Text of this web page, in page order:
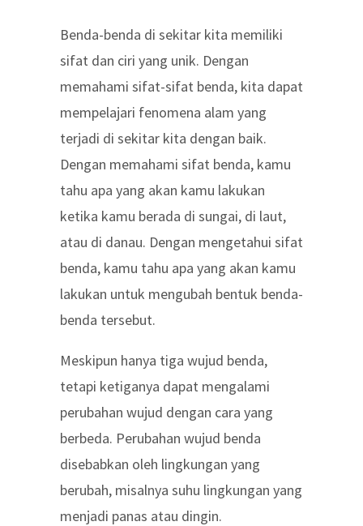
Benda-benda di sekitar kita memiliki
sifat dan ciri yang unik. Dengan
memahami sifat-sifat benda, kita dapat
mempelajari fenomena alam yang
terjadi di sekitar kita dengan baik.
Dengan memahami sifat benda, kamu
tahu apa yang akan kamu lakukan
ketika kamu berada di sungai, di laut,
atau di danau. Dengan mengetahui sifat
benda, kamu tahu apa yang akan kamu
lakukan untuk mengubah bentuk benda-
benda tersebut.
Meskipun hanya tiga wujud benda,
tetapi ketiganya dapat mengalami
perubahan wujud dengan cara yang
berbeda. Perubahan wujud benda
disebabkan oleh lingkungan yang
berubah, misalnya suhu lingkungan yang
menjadi panas atau dingin.